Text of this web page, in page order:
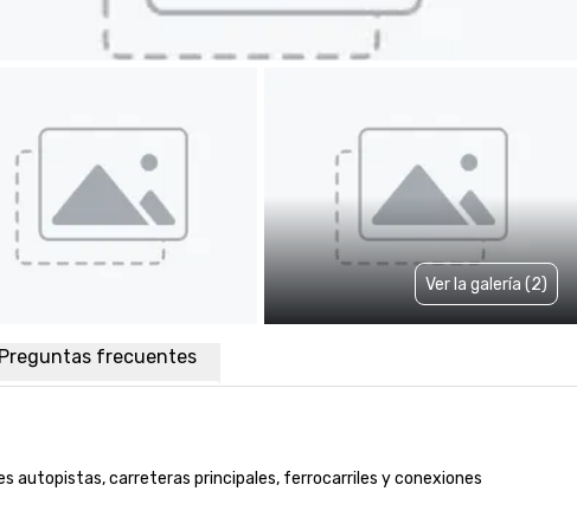
Ver la galería (2)
Preguntas frecuentes
autopistas, carreteras principales, ferrocarriles y conexiones